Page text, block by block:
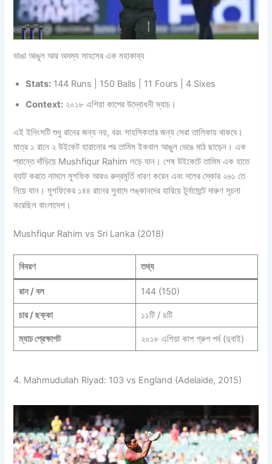
ভাঙা আঙুল আর অদম্য সাহসের এক মহাকাব্য
Stats: 144 Runs | 150 Balls | 11 Fours | 4 Sixes
Context: ২০১৮ এশিয়া কাপের উদ্বোধনী ম্যাচ।
এই ইনিংসটি শুধু রানের জন্য নয়, বরং সাহসিকতার জন্য সেরা তালিকায় থাকবে।
মাত্র ১ রানে ২ উইকেট হারানোর পর তামিম ইকবাল আঙুল ভেঙে মাঠ ছাড়েন। এক
প্রান্তে দাঁড়িয়ে Mushfiqur Rahim লড়ে যান। শেষ উইকেটে তামিম এক হাতে
ব্যাট করতে নামলে মুশফিক আরও রুদ্রমূর্তি ধারণ করেন এবং দলের স্কোর ২৬১ তে
নিয়ে যান। মুশফিকের ১৪৪ রানের সুবাদে লঙ্কানদের হারিয়ে টুর্নামেন্টে দারুণ সূচনা
করেছিল বাংলাদেশ।
Mushfiqur Rahim vs Sri Lanka (2018)
বিবরণ তথ্য
রান / বল 144 (150)
চার / ছক্কা ১১টি / ৪টি
ম্যাচ প্রেক্ষাপট ২০১৮ এশিয়া কাপ গ্রুপ পর্ব (দুবাই)
4. Mahmudullah Riyad: 103 vs England (Adelaide, 2015)